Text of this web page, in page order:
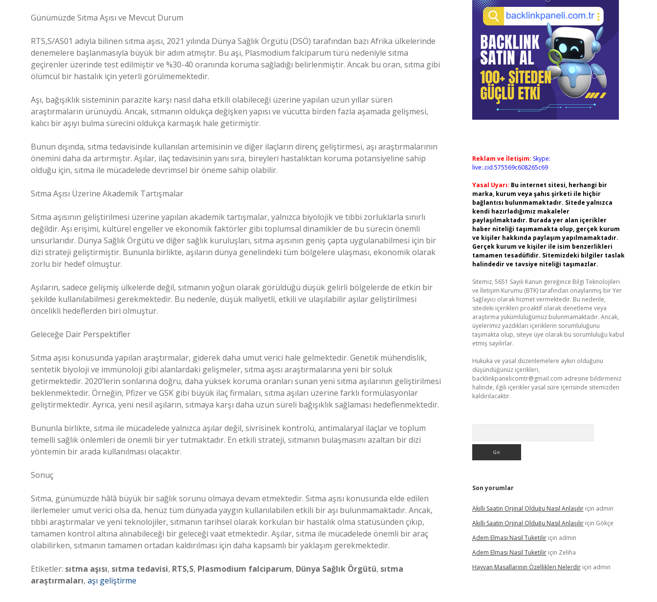
Günümüzde Sıtma Aşısı ve Mevcut Durum
RTS,S/AS01 adıyla bilinen sıtma aşısı, 2021 yılında Dünya Sağlık Örgütü (DSÖ) tarafından bazı Afrika ülkelerinde
denemelere başlanmasıyla büyük bir adım atmıştır. Bu aşı, Plasmodium falciparum türü nedeniyle sıtma
geçirenler üzerinde test edilmiştir ve %30-40 oranında koruma sağladığı belirlenmiştir. Ancak bu oran, sıtma gibi
ölümcül bir hastalık için yeterli görülmemektedir.
Aşı, bağışıklık sisteminin parazite karşı nasıl daha etkili olabileceği üzerine yapılan uzun yıllar süren
araştırmaların ürünüydü. Ancak, sıtmanın oldukça değişken yapısı ve vücutta birden fazla aşamada gelişmesi,
kalıcı bir aşıyı bulma sürecini oldukça karmaşık hale getirmiştir.
Bunun dışında, sıtma tedavisinde kullanılan artemisinin ve diğer ilaçların direnç geliştirmesi, aşı araştırmalarının
önemini daha da artırmıştır. Aşılar, ilaç tedavisinin yanı sıra, bireyleri hastalıktan koruma potansiyeline sahip
olduğu için, sıtma ile mücadelede devrimsel bir öneme sahip olabilir.
Sıtma Aşısı Üzerine Akademik Tartışmalar
Sıtma aşısının geliştirilmesi üzerine yapılan akademik tartışmalar, yalnızca biyolojik ve tıbbi zorluklarla sınırlı
değildir. Aşı erişimi, kültürel engeller ve ekonomik faktörler gibi toplumsal dinamikler de bu sürecin önemli
unsurlarıdır. Dünya Sağlık Örgütü ve diğer sağlık kuruluşları, sıtma aşısının geniş çapta uygulanabilmesi için bir
dizi strateji geliştirmiştir. Bununla birlikte, aşıların dünya genelindeki tüm bölgelere ulaşması, ekonomik olarak
zorlu bir hedef olmuştur.
Aşıların, sadece gelişmiş ülkelerde değil, sıtmanın yoğun olarak görüldüğü düşük gelirli bölgelerde de etkin bir
şekilde kullanılabilmesi gerekmektedir. Bu nedenle, düşük maliyetli, etkili ve ulaşılabilir aşılar geliştirilmesi
öncelikli hedeflerden biri olmuştur.
Geleceğe Dair Perspektifler
Sıtma aşısı konusunda yapılan araştırmalar, giderek daha umut verici hale gelmektedir. Genetik mühendislik,
sentetik biyoloji ve immünoloji gibi alanlardaki gelişmeler, sıtma aşısı araştırmalarına yeni bir soluk
getirmektedir. 2020’lerin sonlarına doğru, daha yüksek koruma oranları sunan yeni sıtma aşılarının geliştirilmesi
beklenmektedir. Örneğin, Pfizer ve GSK gibi büyük ilaç firmaları, sıtma aşıları üzerine farklı formülasyonlar
geliştirmektedir. Ayrıca, yeni nesil aşıların, sıtmaya karşı daha uzun süreli bağışıklık sağlaması hedeflenmektedir.
Bununla birlikte, sıtma ile mücadelede yalnızca aşılar değil, sivrisinek kontrolü, antimalaryal ilaçlar ve toplum
temelli sağlık önlemleri de önemli bir yer tutmaktadır. En etkili strateji, sıtmanın bulaşmasını azaltan bir dizi
yöntemin bir arada kullanılması olacaktır.
Sonuç
Sıtma, günümüzde hâlâ büyük bir sağlık sorunu olmaya devam etmektedir. Sıtma aşısı konusunda elde edilen
ilerlemeler umut verici olsa da, henüz tüm dünyada yaygın kullanılabilen etkili bir aşı bulunmamaktadır. Ancak,
tıbbi araştırmalar ve yeni teknolojiler, sıtmanın tarihsel olarak korkulan bir hastalık olma statüsünden çıkıp,
tamamen kontrol altına alınabileceği bir geleceği vaat etmektedir. Aşılar, sıtma ile mücadelede önemli bir araç
olabilirken, sıtmanın tamamen ortadan kaldırılması için daha kapsamlı bir yaklaşım gerekmektedir.
Etiketler: sıtma aşısı, sıtma tedavisi, RTS,S, Plasmodium falciparum, Dünya Sağlık Örgütü, sıtma
araştırmaları, aşı geliştirme
Reklam ve İletişim: Skype:
live:.cid.575569c608265c69
Yasal Uyarı: Bu internet sitesi, herhangi bir
marka, kurum veya şahıs şirketi ile hiçbir
bağlantısı bulunmamaktadır. Sitede yalnızca
kendi hazırladığımız makaleler
paylaşılmaktadır. Burada yer alan içerikler
haber niteliği taşımamakta olup, gerçek kurum
ve kişiler hakkında paylaşım yapılmamaktadır.
Gerçek kurum ve kişiler ile isim benzerlikleri
tamamen tesadüfidir. Sitemizdeki bilgiler taslak
halindedir ve tavsiye niteliği taşımazlar.
Sitemiz, 5651 Sayılı Kanun gereğince Bilgi Teknolojileri
ve İletişim Kurumu (BTK) tarafından onaylanmış bir Yer
Sağlayıcı olarak hizmet vermektedir. Bu nedenle,
sitedeki içerikleri proaktif olarak denetleme veya
araştırma yükümlülüğümüz bulunmamaktadır. Ancak,
üyelerimiz yazdıkları içeriklerin sorumluluğunu
taşımakta olup, siteye üye olarak bu sorumluluğu kabul
etmiş sayılırlar.
Hukuka ve yasal düzenlemelere aykırı olduğunu
düşündüğünüz içerikleri,
backlinkpanelicomtr@gmail.com adresine bildirmeniz
halinde, ilgili içerikler yasal süre içerisinde sitemizden
kaldırılacaktır.
Son yorumlar
Akıllı Saatin Orjinal Olduğu Nasıl Anlaşılıriçin admin
Akıllı Saatin Orjinal Olduğu Nasıl Anlaşılıriçin Gökçe
Adem Elması Nasil Tuketiliriçin admin
Adem Elması Nasil Tuketiliriçin Zeliha
Hayvan Masallarının Özellikleri Nelerdiriçin admin